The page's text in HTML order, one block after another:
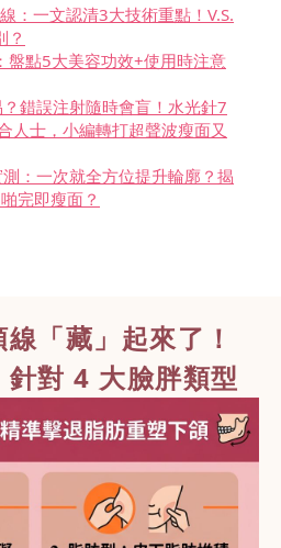
：一文認清3大技術重點！V.S.
？
盤點5大美容功效+使用時注意
錯誤注射隨時會盲！水光針7
人士，小編轉打超聲波瘦面又
：一次就全方位提升輪廓？揭
完即瘦面？
「藏」起來了！
對 4 大臉胖類型